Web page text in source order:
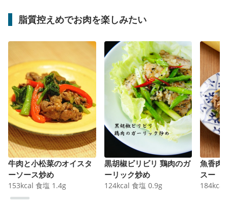
脂質控えめでお肉を楽しみたい
牛肉と小松菜のオイスタ
ーソース炒め
153kcal 食塩 1.4g
黒胡椒ビリビリ 鶏肉のガ
ーリック炒め
124kcal 食塩 0.9g
魚香肉
スー
184kcal